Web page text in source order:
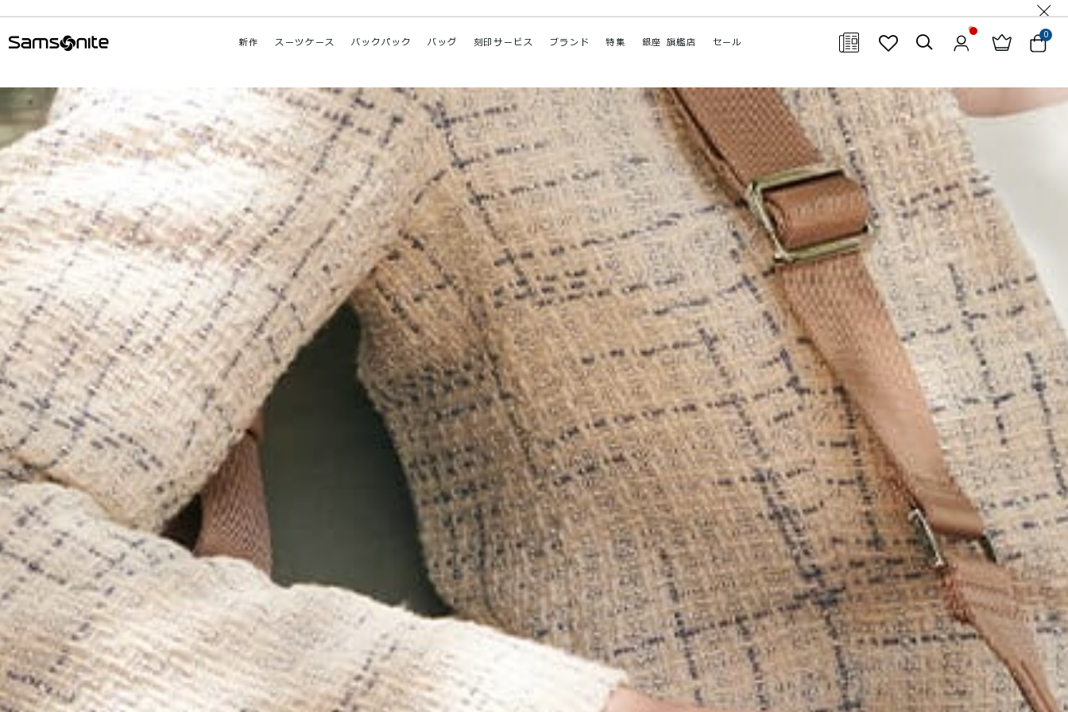
新作 スーツケース バックパック バッグ 刻印サービス ブランド 特集 銀座 旗艦店 セール
0
閉じる